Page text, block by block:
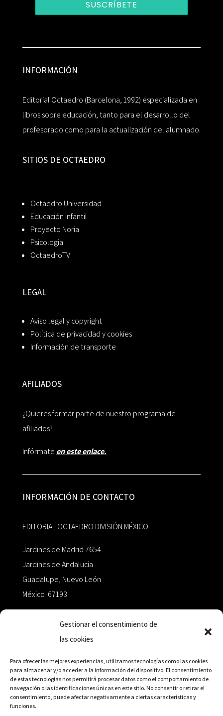
Gestionar el consentimiento de
las cookies
Para ofrecer las mejores experiencias, utilizamos tecnologías como las cookies
para almacenar y/o acceder a la información del dispositivo. El consentimiento
de estas tecnologías nos permitirá procesar datos como el comportamiento de
navegación o las identificaciones únicas en este sitio. No consentir o retirar el
consentimiento, puede afectar negativamente a ciertas características y
funciones.
SUSCRÍBETE
INFORMACIÓN
Editorial Octaedro (Barcelona, 1992) especializada en
libros sobre educación, tanto para el desarrollo del
profesorado como para la actualización del alumnado.
SITIOS DE OCTAEDRO
Octaedro Universidad
Educación Infantil
Proyecto Noria
Psicología
OctaedroTV
LEGAL
Aviso legal y copyright
Política de privacidad y cookies
Información de transporte
AFILIADOS
¿Quieres formar parte de nuestro programa de
afiliados?
Infórmate en este enlace.
INFORMACIÓN DE CONTACTO
EDITORIAL OCTAEDRO DIVISIÓN MÉXICO
Jardines de Madrid 7654
Jardines de Andalucía
Guadalupe, Nuevo León
México 67193
+52 811.499.5638
RED DE DISTRIBUCIÓN
Distribuidores en México y Octaedro internacional